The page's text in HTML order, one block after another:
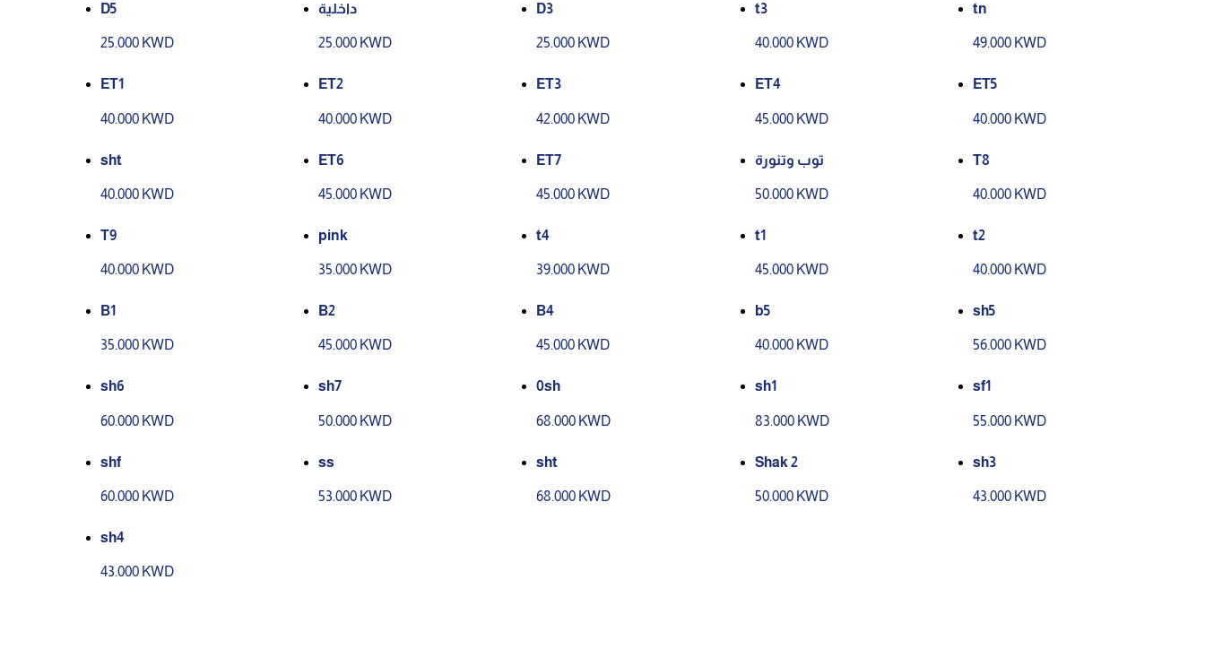
D5
25.000 KWD
داخلية
25.000 KWD
D3
25.000 KWD
t3
40.000 KWD
tn
49.000 KWD
ET1
40.000 KWD
ET2
40.000 KWD
ET3
42.000 KWD
ET4
45.000 KWD
ET5
40.000 KWD
sht
40.000 KWD
ET6
45.000 KWD
ET7
45.000 KWD
توب وتنورة
50.000 KWD
T8
40.000 KWD
T9
40.000 KWD
pink
35.000 KWD
t4
39.000 KWD
t1
45.000 KWD
t2
40.000 KWD
B1
35.000 KWD
B2
45.000 KWD
B4
45.000 KWD
b5
40.000 KWD
sh5
56.000 KWD
sh6
60.000 KWD
sh7
50.000 KWD
0sh
68.000 KWD
sh1
83.000 KWD
sf1
55.000 KWD
shf
60.000 KWD
ss
53.000 KWD
sht
68.000 KWD
Shak 2
50.000 KWD
sh3
43.000 KWD
sh4
43.000 KWD